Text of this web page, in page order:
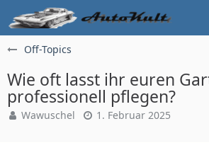
Off-Topics
Wie oft lasst ihr euren
professionell pflegen?
Wawuschel 1. Februar 2025